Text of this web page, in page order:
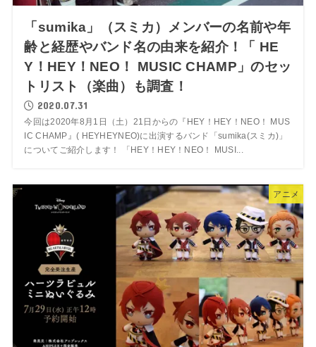
「sumika」（スミカ）メンバーの名前や年
齢と経歴やバンド名の由来を紹介！「 HE
Y！HEY！NEO！ MUSIC CHAMP」のセッ
トリスト（楽曲）も調査！
2020.07.31
今回は2020年8月1日（土）21日からの『HEY！HEY！NEO！ MUS
IC CHAMP』( HEYHEYNEO)に出演するバンド「sumika(スミカ)」
についてご紹介します！ 「HEY！HEY！NEO！ MUSI...
アニメ